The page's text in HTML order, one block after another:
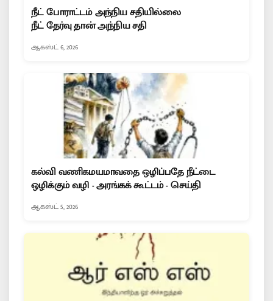
நீட் போராட்டம் அந்நிய சதியில்லை
நீட் தேர்வு தான் அந்நிய சதி
ஆகஸ்ட் 6, 2026
கல்வி வணிகமயமாவதை ஒழிப்பதே நீட்டை
ஒழிக்கும் வழி - அரங்கக் கூட்டம் - செய்தி
ஆகஸ்ட் 5, 2026